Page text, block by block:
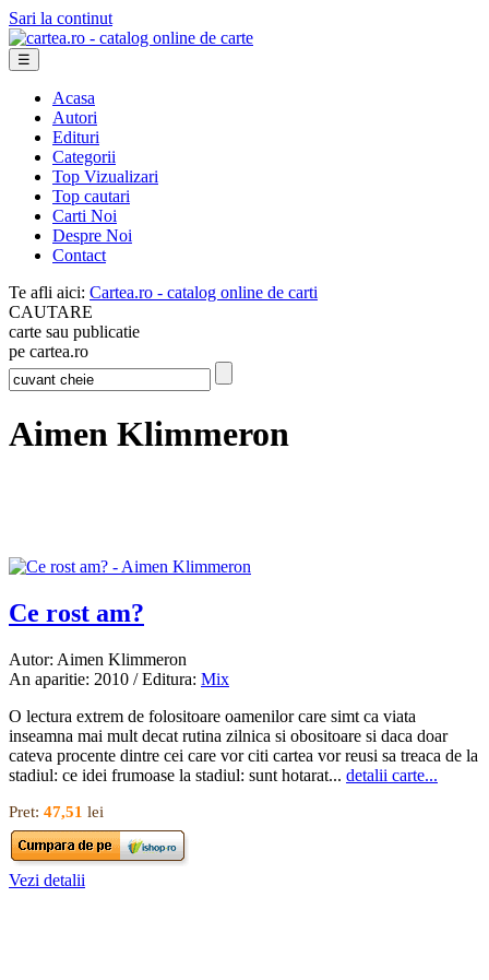
Sari la continut
☰
Acasa
Autori
Edituri
Categorii
Top Vizualizari
Top cautari
Carti Noi
Despre Noi
Contact
Te afli aici: Cartea.ro - catalog online de carti
CAUTARE
carte sau publicatie
pe cartea.ro
Aimen Klimmeron
Ce rost am?
Autor: Aimen Klimmeron
An aparitie: 2010 / Editura: Mix
O lectura extrem de folositoare oamenilor care simt ca viata
inseamna mai mult decat rutina zilnica si obositoare si daca doar
cateva procente dintre cei care vor citi cartea vor reusi sa treaca de la
stadiul: ce idei frumoase la stadiul: sunt hotarat... detalii carte...
Pret: 47,51 lei
Vezi detalii